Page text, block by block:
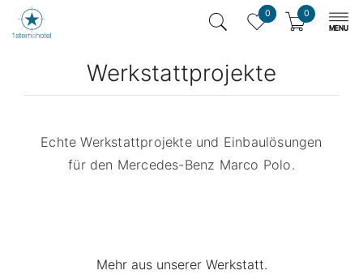
0 0
Werkstattprojekte
Echte Werkstattprojekte und Einbaulösungen
für den Mercedes-Benz Marco Polo.
Mehr aus unserer Werkstatt.